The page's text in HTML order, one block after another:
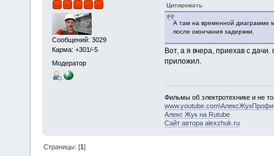
Сообщений: 3029
Карма: +301/-5
Модератор
Цитировать
А там на временной диаграмме
после окончания задержки.
Вот, а я вчера, приехав с
приложил.
Фильмы об электротехнике и не
www.youtube.com\АлексЖукПрофи
Алекс Жук на Rutube
Сайт автора alexzhuk.ru
Страницы: [1]